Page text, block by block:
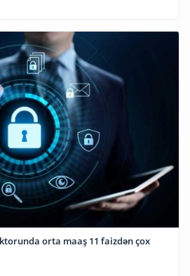
orta maaş 11 faizdən çox